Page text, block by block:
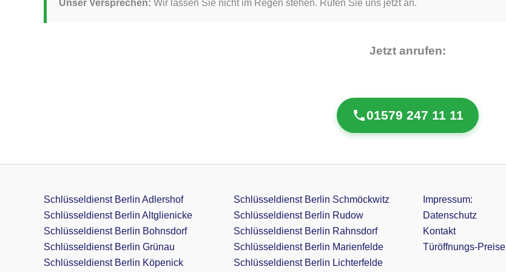
Unser Versprechen: Wir lassen Sie nicht im Regen stehen. Rufen Sie uns jetzt an.
Jetzt anrufen:
01579 247 11 11
Schlüsseldienst Berlin Adlershof
Schlüsseldienst Berlin Altglienicke
Schlüsseldienst Berlin Bohnsdorf
Schlüsseldienst Berlin Grünau
Schlüsseldienst Berlin Köpenick
Schlüsseldienst Berlin Schmöckwitz
Schlüsseldienst Berlin Rudow
Schlüsseldienst Berlin Rahnsdorf
Schlüsseldienst Berlin Marienfelde
Schlüsseldienst Berlin Lichterfelde
Impressum:
Datenschutz
Kontakt
Türöffnungs-Preise